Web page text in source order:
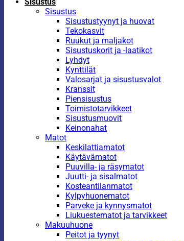
Sisustus
Sisustustyynyt ja huovat
Tekokasvit
Ruukut ja maljakot
Sisustuskorit ja -laatikot
Lyhdyt
Kynttilät
Valosarjat ja sisustusvalot
Kranssit
Piensisustus
Toimistotarvikkeet
Sisustusmuovit
Keinonahat
Matot
Keskilattiamatot
Käytävämatot
Puuvilla- ja räsymatot
Juutti- ja sisalmatot
Kosteantilanmatot
Kylpyhuonematot
Parveke ja kynnysmatot
Liukuestematot ja tarvikkeet
Makuuhuone
Peitot ja tyynyt